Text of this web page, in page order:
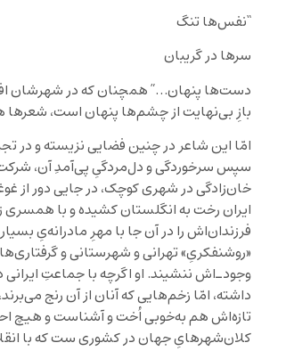
“نفس‌ها تنگ
سرها در گريبان
دست‌ها پنهان…” همچنان که در شهرشان
بازِ بی‌نهايت از چشم‌ها پنهان است،
امّا اين شاعر در چنين فضايی نزيسته و در
سپس سرخوردگی و دل‌مردگیِ پی‌آمدِ آن، شرکت
خان‌زادگی در شهری کوچک، در جايی دور از
ايران رخت به انگلستان کشيده و با همسری
فرزندان‌اش را در آن جا با مهرِ مادرانه‌یِ
«روشنفکریِ» تهرانی و شهرستانی و
وجودـ‌اش ننشيند. او اگرچه با جماعتِ ايرانی
داشته، امّا زخم‌هايی که آنان از آن رنج
تازه‌اش هم به‌خوبی اُخت و آشناست و هيچ
کلان‌شهرهایِ جهان در کشوری ست که با